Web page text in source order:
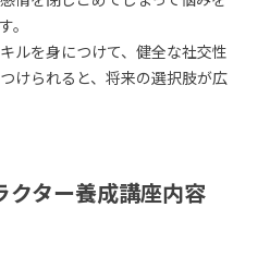
。
ルを身につけて、健全な社交性
けられると、将来の選択肢が広
クター養成講座内容